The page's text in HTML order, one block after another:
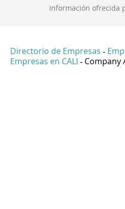
Información ofrecida
Directorio de Empresas -
Empresas en CALI - Company